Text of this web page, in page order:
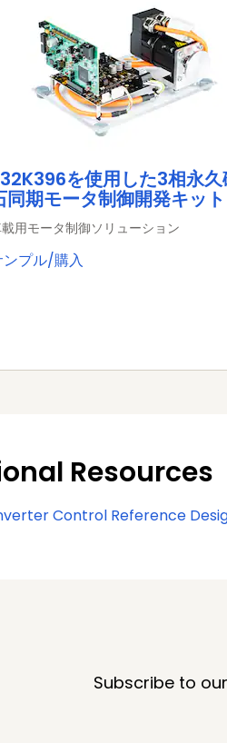
を使用した3相永久
同期モータ制御開発キット
用モータ制御ソリューション
ンプル/購入
Resources
Control Reference
Subscribe to